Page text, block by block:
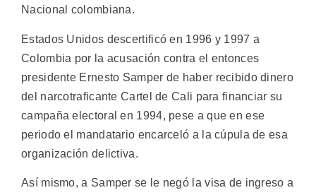
Nacional colombiana.
Estados Unidos descertificó en 1996 y 1997 a
Colombia por la acusación contra el entonces
presidente Ernesto Samper de haber recibido dinero
del narcotraficante Cartel de Cali para financiar su
campaña electoral en 1994, pese a que en ese
periodo el mandatario encarceló a la cúpula de esa
organización delictiva.
Así mismo, a Samper se le negó la visa de ingreso a